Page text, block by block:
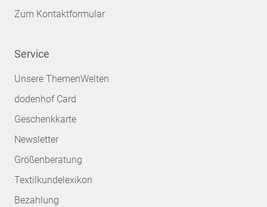
Zum Kontaktformular
Service
Unsere ThemenWelten
dodenhof Card
Geschenkkarte
Newsletter
Größenberatung
Textilkundelexikon
Bezahlung